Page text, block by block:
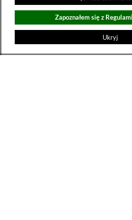
Zapoznałem się z
Ukryj
e-mail:doradca@extranet.pl,
tel. +48 733 533 521
Dział administracyjny
e-mail:biuro@extranet.pl,
tel. +48 695 423 695